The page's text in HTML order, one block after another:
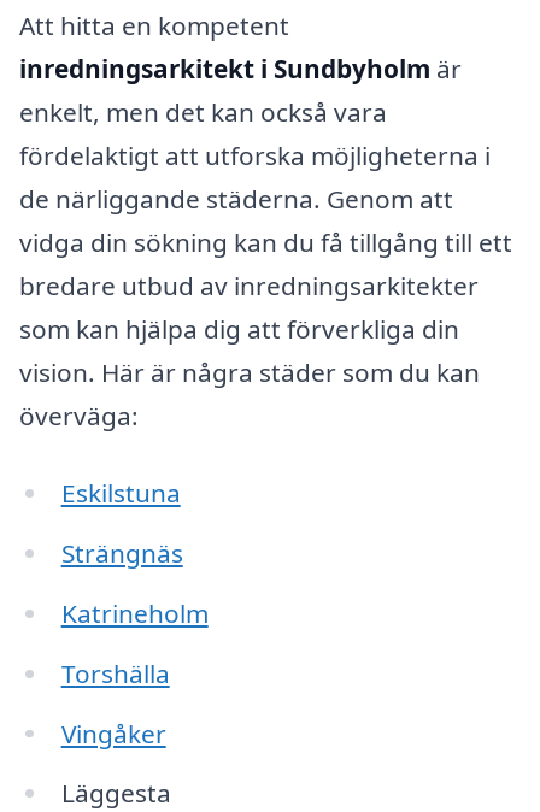
Att hitta en kompetent
inredningsarkitekt i Sundbyholm är
enkelt, men det kan också vara
fördelaktigt att utforska möjligheterna i
de närliggande städerna. Genom att
vidga din sökning kan du få tillgång till ett
bredare utbud av inredningsarkitekter
som kan hjälpa dig att förverkliga din
vision. Här är några städer som du kan
överväga:
Eskilstuna
Strängnäs
Katrineholm
Torshälla
Vingåker
Läggesta